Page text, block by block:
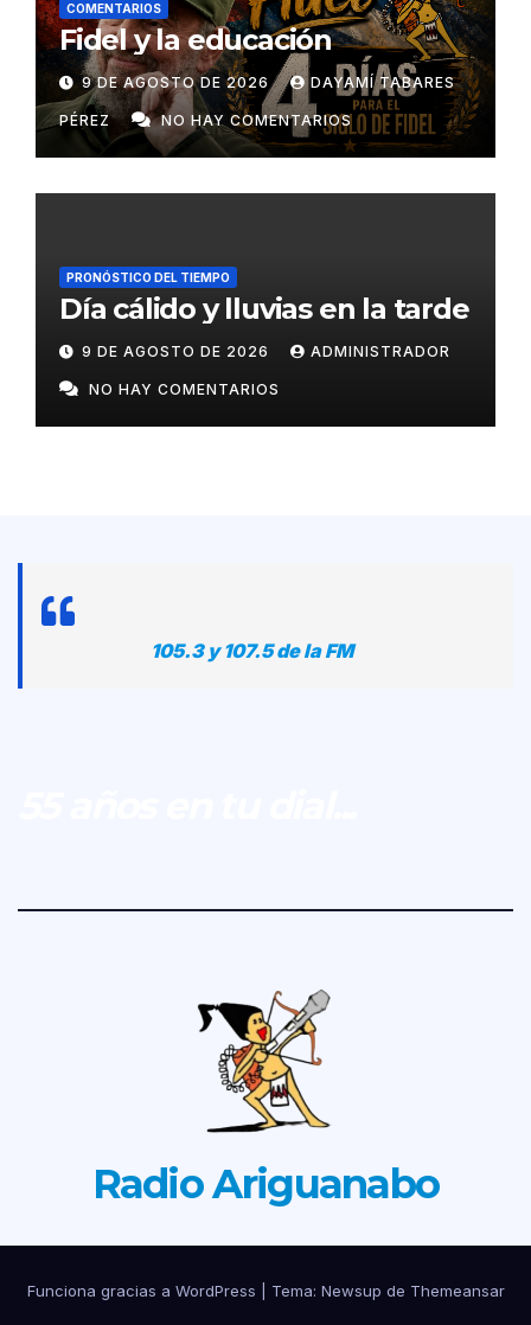
COMENTARIOS
Fidel y la educación
9 DE AGOSTO DE 2026 DAYAMÍ TABARES
PÉREZ NO HAY COMENTARIOS
PRONÓSTICO DEL TIEMPO
Día cálido y lluvias en la tarde
9 DE AGOSTO DE 2026 ADMINISTRADOR
NO HAY COMENTARIOS
105.3 y 107.5 de la FM
Radio Ariguanabo
Funciona gracias a WordPress Tema: Newsup de Themeansar